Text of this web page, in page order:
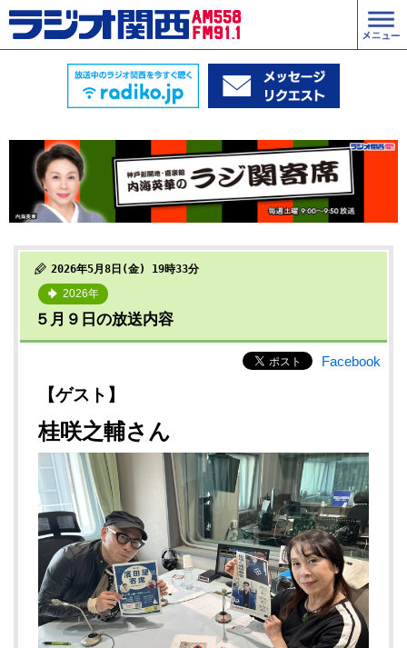
2026年5月8日(金) 19時33分
2026年
５月９日の放送内容
Facebook
【ゲスト】
桂咲之輔さん